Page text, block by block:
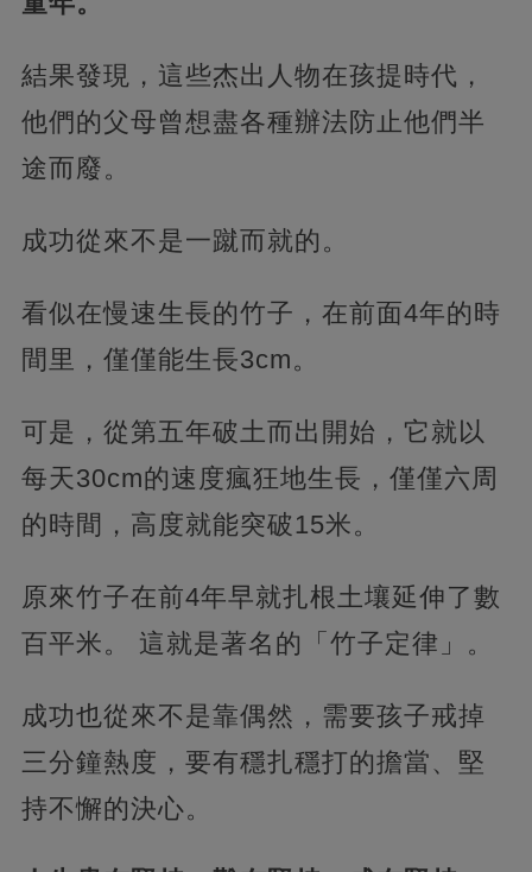
結果發現，這些杰出人物在孩提時代，
他們的父母曾想盡各種辦法防止他們半
途而廢。
成功從來不是一蹴而就的。
看似在慢速生長的竹子，在前面4年的時
間里，僅僅能生長3cm。
可是，從第五年破土而出開始，它就以
每天30cm的速度瘋狂地生長，僅僅六周
的時間，高度就能突破15米。
原來竹子在前4年早就扎根土壤延伸了數
百平米。 這就是著名的「竹子定律」。
成功也從來不是靠偶然，需要孩子戒掉
三分鐘熱度，要有穩扎穩打的擔當、堅
持不懈的決心。